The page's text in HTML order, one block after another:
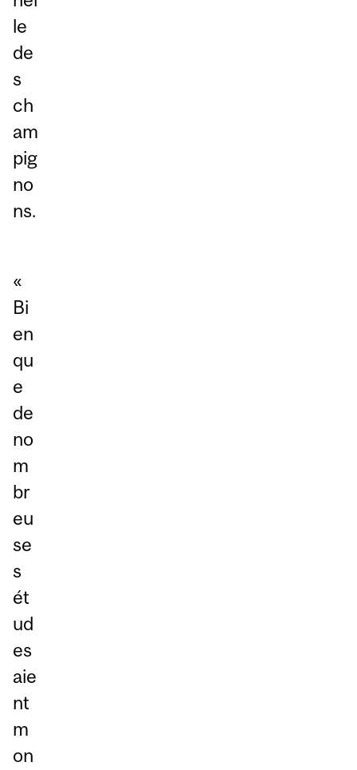
le
de
s
ch
am
pig
no
ns.
«
Bi
en
qu
e
de
no
m
br
eu
se
s
ét
ud
es
aie
nt
m
on